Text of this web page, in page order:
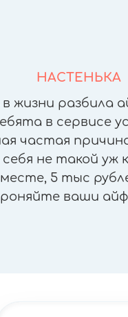
НАСТЕНЬКА
жизни разбила
в сервисе
частая
не такой уж
5 тыс
роняйте ваши